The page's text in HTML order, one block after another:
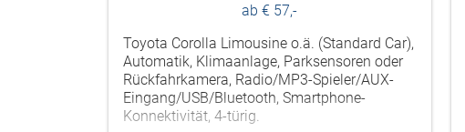
ab € 57,-
Toyota Corolla Limousine o.ä. (Standard Car),
Automatik, Klimaanlage, Parksensoren oder
Rückfahrkamera, Radio/MP3-Spieler/AUX-
Eingang/USB/Bluetooth, Smartphone-
Konnektivität, 4-türig.